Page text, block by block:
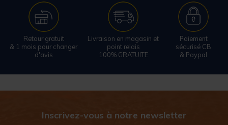
Retour gratuit
& 1 mois pour changer
d'avis
Livraison en magasin et
point relais
100% GRATUITE
Paiement
sécurisé CB
& Paypal
Inscrivez-vous à notre newsletter